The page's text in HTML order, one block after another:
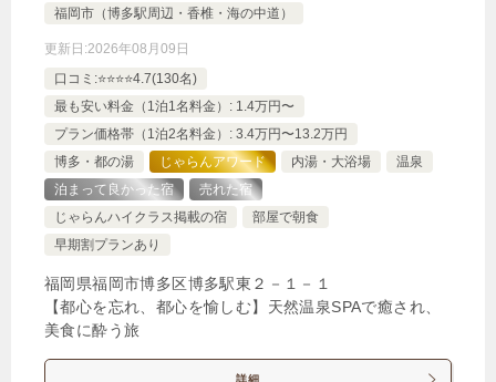
福岡市（博多駅周辺・香椎・海の中道）
更新日:2026年08月09日
口コミ:⭐️⭐️⭐️⭐️4.7(130名)
最も安い料金（1泊1名料金）: 1.4万円〜
プラン価格帯（1泊2名料金）: 3.4万円〜13.2万円
博多・都の湯
じゃらんアワード 内湯・大浴場
温泉
泊まって良かった宿
売れた宿
じゃらんハイクラス掲載の宿
部屋で朝食
早期割プランあり
福岡県福岡市博多区博多駅東２－１－１
【都心を忘れ、都心を愉しむ】天然温泉SPAで癒され、
美食に酔う旅
詳細